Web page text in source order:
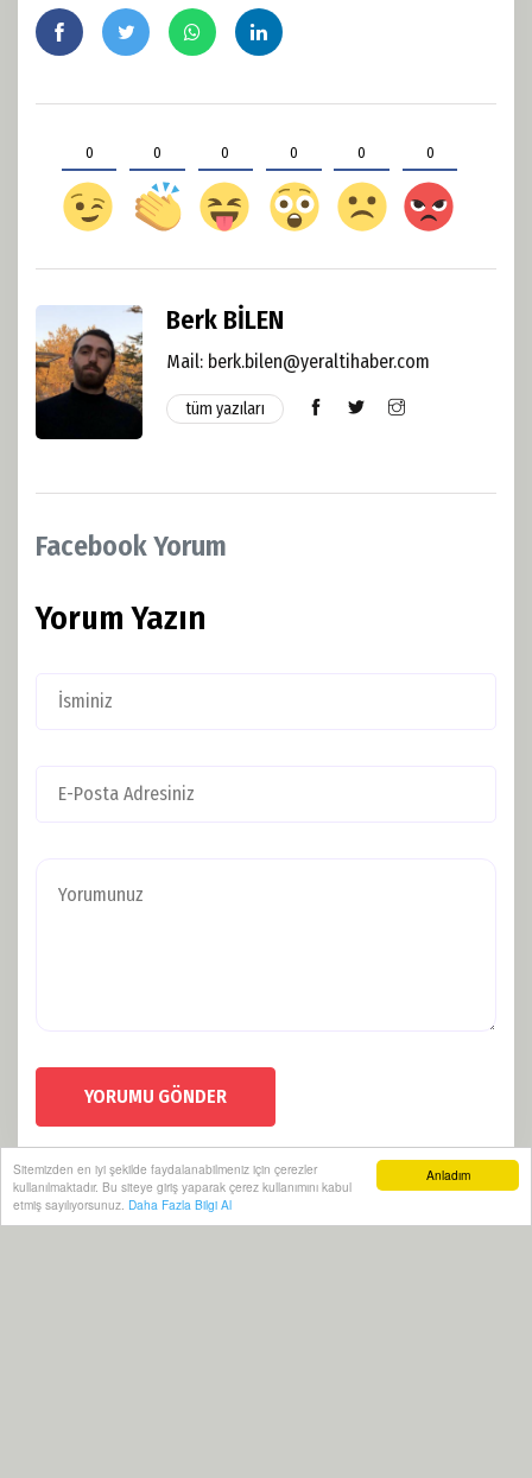
Anladım
Sitemizden en iyi şekilde faydalanabilmeniz için çerezler
kullanılmaktadır. Bu siteye giriş yaparak çerez kullanımını kabul
etmiş sayılıyorsunuz. Daha Fazla Bilgi Al
0 0 0 0 0 0
Berk BİLEN
Mail: berk.bilen@yeraltihaber.com
tüm yazıları
Facebook Yorum
Yorum Yazın
YORUMU GÖNDER